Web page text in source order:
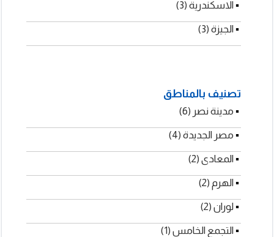
▪
▪
تصنيف بالمناطق
▪
مدينة نصر (6)
▪
مصر الجديدة (4)
▪
المعادى (2)
▪
الهرم (2)
▪
لوران (2)
▪